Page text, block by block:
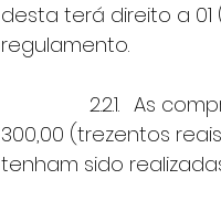
desta terá direito a
regulamento.
300,00 (trezentos
tenham sido